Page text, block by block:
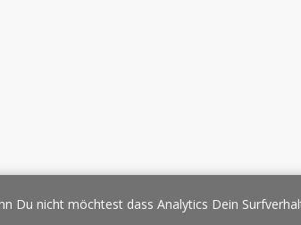
Sponsoring Impressum Copyright
Du nicht möchtest dass Analytics Dein